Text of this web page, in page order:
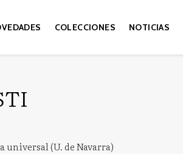
COLECCIONES NOTICIAS
universal (U. de Navarra)